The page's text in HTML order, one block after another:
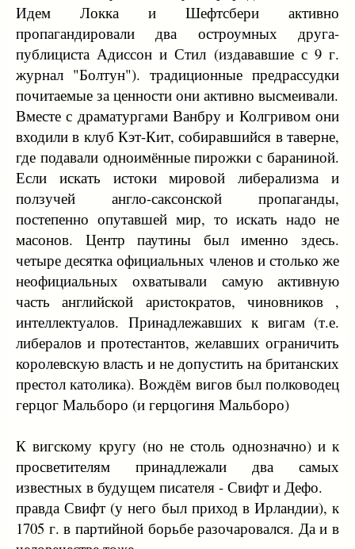
Идем Локка и Шефтсбери активно
пропагандировали два остроумных друга-
публициста Адиссон и Стил (издававшие с 9 г.
журнал "Болтун"). традиционные предрассудки
почитаемые за ценности они активно высмеивали.
Вместе с драматургами Ванбру и Колгривом они
входили в клуб Кэт-Кит, собиравшийся в таверне,
где подавали одноимённые пирожки с бараниной.
Если искать истоки мировой либерализма и
ползучей англо-саксонской пропаганды,
постепенно опутавшей мир, то искать надо не
масонов. Центр паутины был именно здесь.
четыре десятка официальных членов и столько же
неофициальных охватывали самую активную
часть английской аристократов, чиновников ,
интеллектуалов. Принадлежавших к вигам (т.е.
либералов и протестантов, желавших ограничить
королевскую власть и не допустить на британских
престол католика). Вождём вигов был полководец
герцог Мальборо (и герцогиня Мальборо)
К вигскому кругу (но не столь однозначно) и к
просветителям принадлежали два самых
известных в будущем писателя - Свифт и Дефо.
правда Свифт (у него был приход в Ирландии), к
1705 г. в партийной борьбе разочаровался. Да и в